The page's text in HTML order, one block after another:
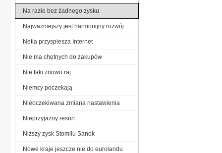
Na razie bez żadnego zysku
Najważniejszy jest harmonijny rozwój
Netia przyspiesza Internet
Nie ma chętnych do zakupów
Nie taki znowu raj
Niemcy poczekają
Nieoczekiwana zmiana nastawienia
Nieprzyjazny resort
Niższy zysk Stomilu Sanok
Nowe kraje jeszcze nie do eurolandu